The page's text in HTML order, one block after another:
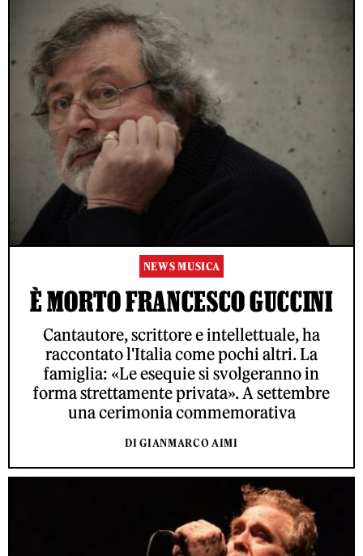
NEWS MUSICA
È MORTO FRANCESCO GUCCINI
Cantautore, scrittore e intellettuale, ha
raccontato l'Italia come pochi altri. La
famiglia: «Le esequie si svolgeranno in
forma strettamente privata». A settembre
una cerimonia commemorativa
DI GIANMARCO AIMI